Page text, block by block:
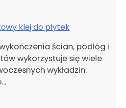
klej do płytek
ścian, podłóg i
wykorzystuje się wiele
wykładzin.